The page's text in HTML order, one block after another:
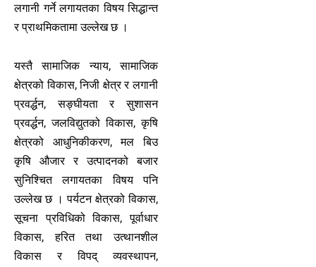
लगानी गर्ने लगायतका विषय सिद्धान्त
र प्राथमिकतामा उल्लेख छ ।
यस्तै सामाजिक न्याय, सामाजिक
क्षेत्रको विकास, निजी क्षेत्र र लगानी
प्रवर्द्धन, सङ्घीयता र सुशासन
प्रवर्द्धन, जलविद्युतको विकास, कृषि
क्षेत्रको आधुनिकीकरण, मल बिउ
कृषि औजार र उत्पादनको बजार
सुनिश्चित लगायतका विषय पनि
उल्लेख छ । पर्यटन क्षेत्रको विकास,
सूचना प्रविधिको विकास, पूर्वाधार
विकास, हरित तथा उत्थानशील
विकास र विपद् व्यवस्थापन,